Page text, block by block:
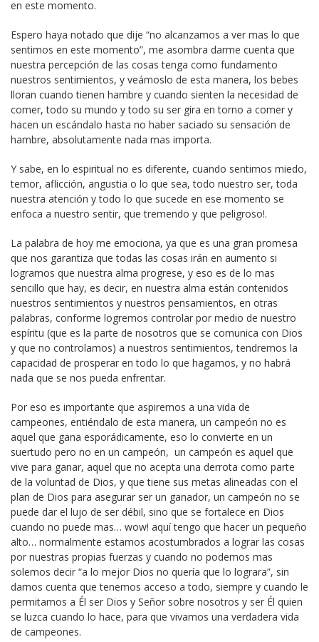
en este momento.
Espero haya notado que dije “no alcanzamos a ver mas lo que
sentimos en este momento”, me asombra darme cuenta que
nuestra percepción de las cosas tenga como fundamento
nuestros sentimientos, y veámoslo de esta manera, los bebes
lloran cuando tienen hambre y cuando sienten la necesidad de
comer, todo su mundo y todo su ser gira en torno a comer y
hacen un escándalo hasta no haber saciado su sensación de
hambre, absolutamente nada mas importa.
Y sabe, en lo espiritual no es diferente, cuando sentimos miedo,
temor, aflicción, angustia o lo que sea, todo nuestro ser, toda
nuestra atención y todo lo que sucede en ese momento se
enfoca a nuestro sentir, que tremendo y que peligroso!.
La palabra de hoy me emociona, ya que es una gran promesa
que nos garantiza que todas las cosas irán en aumento si
logramos que nuestra alma progrese, y eso es de lo mas
sencillo que hay, es decir, en nuestra alma están contenidos
nuestros sentimientos y nuestros pensamientos, en otras
palabras, conforme logremos controlar por medio de nuestro
espíritu (que es la parte de nosotros que se comunica con Dios
y que no controlamos) a nuestros sentimientos, tendremos la
capacidad de prosperar en todo lo que hagamos, y no habrá
nada que se nos pueda enfrentar.
Por eso es importante que aspiremos a una vida de
campeones, entiéndalo de esta manera, un campeón no es
aquel que gana esporádicamente, eso lo convierte en un
suertudo pero no en un campeón, un campeón es aquel que
vive para ganar, aquel que no acepta una derrota como parte
de la voluntad de Dios, y que tiene sus metas alineadas con el
plan de Dios para asegurar ser un ganador, un campeón no se
puede dar el lujo de ser débil, sino que se fortalece en Dios
cuando no puede mas… wow! aquí tengo que hacer un pequeño
alto… normalmente estamos acostumbrados a lograr las cosas
por nuestras propias fuerzas y cuando no podemos mas
solemos decir “a lo mejor Dios no quería que lo lograra”, sin
darnos cuenta que tenemos acceso a todo, siempre y cuando le
permitamos a Él ser Dios y Señor sobre nosotros y ser Él quien
se luzca cuando lo hace, para que vivamos una verdadera vida
de campeones.